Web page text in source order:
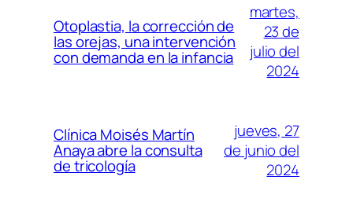
Otoplastia, la corrección de
las orejas, una intervención
con demanda en la infancia
martes,
23 de
julio del
2024
Clínica Moisés Martín
Anaya abre la consulta
de tricología
jueves, 27
de junio del
2024